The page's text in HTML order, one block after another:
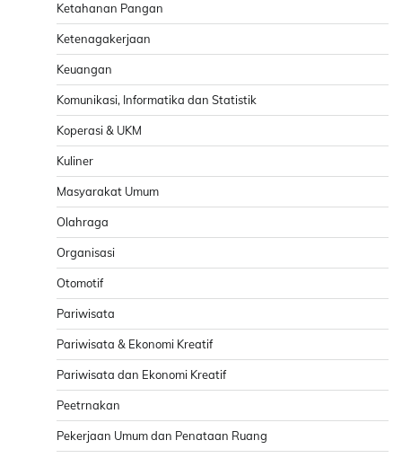
Ketahanan Pangan
Ketenagakerjaan
Keuangan
Komunikasi, Informatika dan Statistik
Koperasi & UKM
Kuliner
Masyarakat Umum
Olahraga
Organisasi
Otomotif
Pariwisata
Pariwisata & Ekonomi Kreatif
Pariwisata dan Ekonomi Kreatif
Peetrnakan
Pekerjaan Umum dan Penataan Ruang